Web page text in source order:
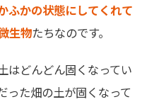
ふかの状態にしてくれて
生物たちなのです。
はどんどん固くなってい
った畑の土が固くなって